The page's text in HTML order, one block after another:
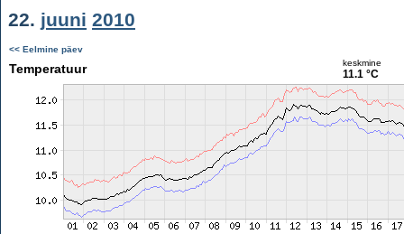
22. juuni 2010
<< Eelmine päev
Temperatuur keskmine
11.1 °C